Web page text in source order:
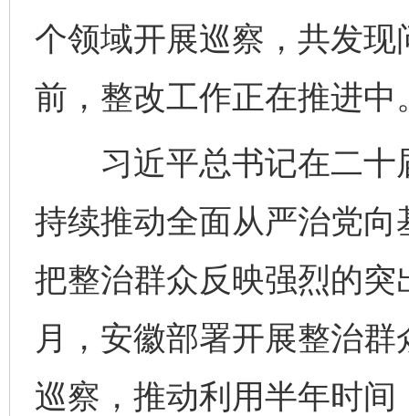
个领域开展巡察，共发
前，整改工作正在推进中
习近平总书记在二十
持续推动全面从严治党
把整治群众反映强烈的
月，安徽部署开展整治
巡察，推动利用半年时间